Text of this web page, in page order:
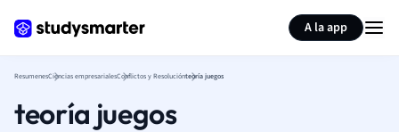
A la app
ResumenesCiencias empresarialesConflictos y Resoluciónteoría juegos
teoría juegos
Resumir página